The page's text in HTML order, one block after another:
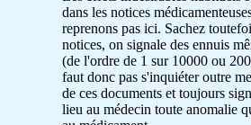
dans les notices
reprenons pas ici. Sachez
notices, on signale des ennuis
(de l'ordre de 1 sur 10000 ou
faut donc pas s'inquiéter outre
de ces documents et toujours
lieu au médecin toute anomalie